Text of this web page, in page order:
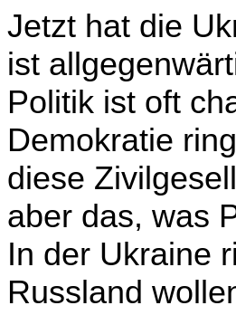
Jetzt hat die
ist
Politik ist oft
Demokratie
diese
aber das, was
In der Ukraine
Russland